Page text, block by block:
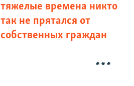
тяжелые времена никто
так не прятался от
собственных граждан
* * *